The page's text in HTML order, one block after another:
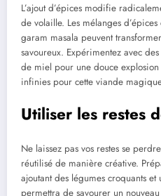
L’ajout d’épices modifie
de volaille. Les mélanges
garam masala peuvent
savoureux. Expérimentez avec
de miel pour une douce explosion
infinies pour cette viande
Utiliser les restes
Ne laissez pas vos restes se
réutilisé de manière créative.
ajoutant des légumes croquants
permettra de savourer un